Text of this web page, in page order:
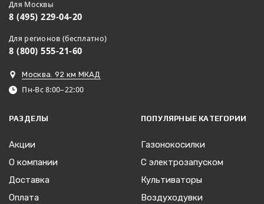
Для Москвы
8 (495) 229-04-20
Для регионов (бесплатно)
8 (800) 555-21-60
Москва. 92 км МКАД
Пн-Вс 8:00–22:00
РАЗДЕЛЫ
Акции
О компании
Доставка
Оплата
ПОПУЛЯРНЫЕ КАТЕГОРИИ
Газонокосилки
С электрозапуском
Культиваторы
Воздуходувки